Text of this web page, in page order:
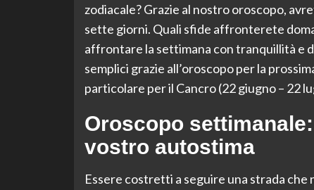
zodiacale? Grazie al nostro oroscopo,
sette giorni. Quali sfide affronterete
affrontare la settimana con tranquillità e
semplici grazie all’oroscopo per la
particolare per il Cancro (22 giugno – 22
Oroscopo
vostro autostima
Essere costretti a seguire una strada